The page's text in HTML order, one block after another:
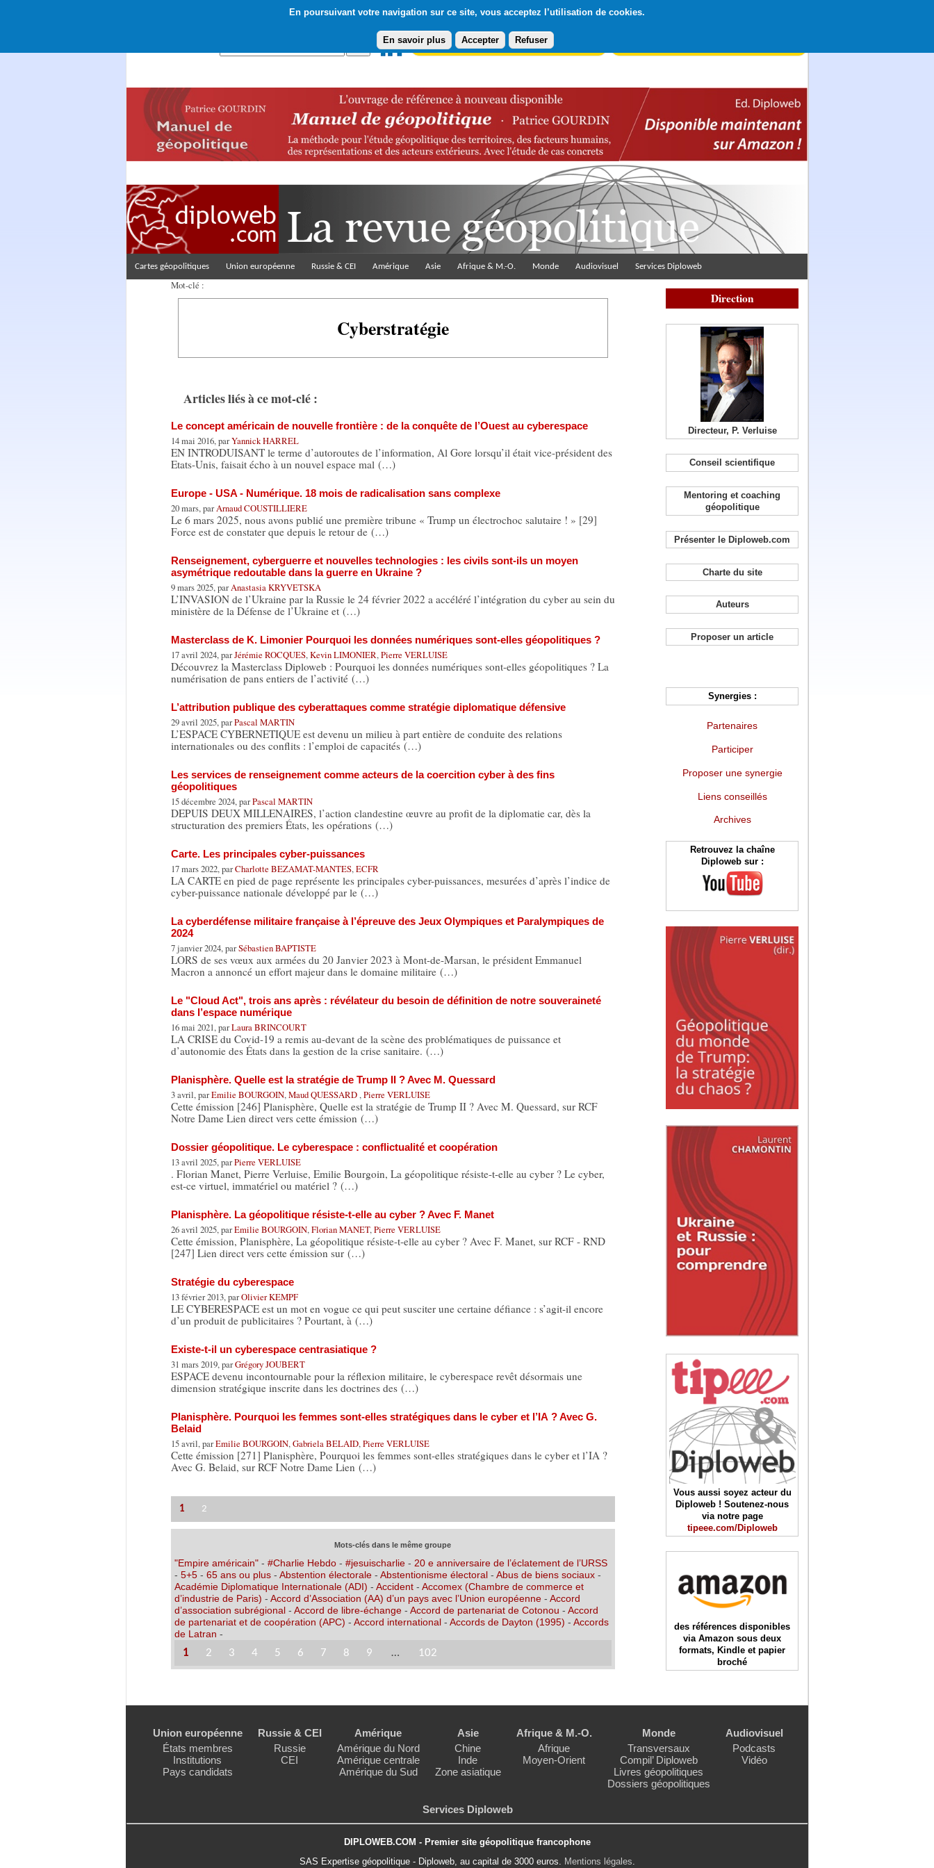
En poursuivant votre navigation sur ce site, vous acceptez l’utilisation de cookies.
En savoir plus Accepter Refuser
Abonnement gratuit à la Lettre du Diploweb
Cartes géopolitiques Union européenne Russie & CEI Amérique Asie Afrique & M.-O. Monde Audiovisuel Services Diploweb
Mot-clé :
Cyberstratégie
Articles liés à ce mot-clé :
Le concept américain de nouvelle frontière : de la conquête de l’Ouest au cyberespace
14 mai 2016, parYannick HARREL
EN INTRODUISANT le terme d’autoroutes de l’information, Al Gore lorsqu’il était vice-président des
Etats-Unis, faisait écho à un nouvel espace mal (…)
Europe - USA - Numérique. 18 mois de radicalisation sans complexe
20 mars, parArnaud COUSTILLIERE
Le 6 mars 2025, nous avons publié une première tribune « Trump un électrochoc salutaire ! » [29]
Force est de constater que depuis le retour de (…)
Renseignement, cyberguerre et nouvelles technologies : les civils sont-ils un moyen
asymétrique redoutable dans la guerre en Ukraine ?
9 mars 2025, parAnastasia KRYVETSKA
L’INVASION de l’Ukraine par la Russie le 24 février 2022 a accéléré l’intégration du cyber au sein du
ministère de la Défense de l’Ukraine et (…)
Masterclass de K. Limonier Pourquoi les données numériques sont-elles géopolitiques ?
17 avril 2024, parJérémie ROCQUES,Kevin LIMONIER,Pierre VERLUISE
Découvrez la Masterclass Diploweb : Pourquoi les données numériques sont-elles géopolitiques ? La
numérisation de pans entiers de l’activité (…)
L’attribution publique des cyberattaques comme stratégie diplomatique défensive
29 avril 2025, parPascal MARTIN
L’ESPACE CYBERNETIQUE est devenu un milieu à part entière de conduite des relations
internationales ou des conflits : l’emploi de capacités (…)
Les services de renseignement comme acteurs de la coercition cyber à des fins
géopolitiques
15 décembre 2024, parPascal MARTIN
DEPUIS DEUX MILLENAIRES, l’action clandestine œuvre au profit de la diplomatie car, dès la
structuration des premiers États, les opérations (…)
Carte. Les principales cyber-puissances
17 mars 2022, parCharlotte BEZAMAT-MANTES,ECFR
LA CARTE en pied de page représente les principales cyber-puissances, mesurées d’après l’indice de
cyber-puissance nationale développé par le (…)
La cyberdéfense militaire française à l’épreuve des Jeux Olympiques et Paralympiques de
2024
7 janvier 2024, parSébastien BAPTISTE
LORS de ses vœux aux armées du 20 Janvier 2023 à Mont-de-Marsan, le président Emmanuel
Macron a annoncé un effort majeur dans le domaine militaire (…)
Le "Cloud Act", trois ans après : révélateur du besoin de définition de notre souveraineté
dans l’espace numérique
16 mai 2021, parLaura BRINCOURT
LA CRISE du Covid-19 a remis au-devant de la scène des problématiques de puissance et
d’autonomie des États dans la gestion de la crise sanitaire. (…)
Planisphère. Quelle est la stratégie de Trump II ? Avec M. Quessard
3 avril, parEmilie BOURGOIN,Maud QUESSARD,Pierre VERLUISE
Cette émission [246] Planisphère, Quelle est la stratégie de Trump II ? Avec M. Quessard, sur RCF
Notre Dame Lien direct vers cette émission (…)
Dossier géopolitique. Le cyberespace : conflictualité et coopération
13 avril 2025, parPierre VERLUISE
. Florian Manet, Pierre Verluise, Emilie Bourgoin, La géopolitique résiste-t-elle au cyber ? Le cyber,
est-ce virtuel, immatériel ou matériel ? (…)
Planisphère. La géopolitique résiste-t-elle au cyber ? Avec F. Manet
26 avril 2025, parEmilie BOURGOIN,Florian MANET,Pierre VERLUISE
Cette émission, Planisphère, La géopolitique résiste-t-elle au cyber ? Avec F. Manet, sur RCF - RND
[247] Lien direct vers cette émission sur (…)
Stratégie du cyberespace
13 février 2013, parOlivier KEMPF
LE CYBERESPACE est un mot en vogue ce qui peut susciter une certaine défiance : s’agit-il encore
d’un produit de publicitaires ? Pourtant, à (…)
Existe-t-il un cyberespace centrasiatique ?
31 mars 2019, parGrégory JOUBERT
ESPACE devenu incontournable pour la réflexion militaire, le cyberespace revêt désormais une
dimension stratégique inscrite dans les doctrines des (…)
Planisphère. Pourquoi les femmes sont-elles stratégiques dans le cyber et l’IA ? Avec G.
Belaid
15 avril, parEmilie BOURGOIN,Gabriela BELAID,Pierre VERLUISE
Cette émission [271] Planisphère, Pourquoi les femmes sont-elles stratégiques dans le cyber et l’IA ?
Avec G. Belaid, sur RCF Notre Dame Lien (…)
1 2
Mots-clés dans le même groupe
"Empire américain"- #Charlie Hebdo- #jesuischarlie- 20 e anniversaire de l’éclatement de l’URSS
- 5+5- 65 ans ou plus- Abstention électorale- Abstentionisme électoral- Abus de biens sociaux-
Académie Diplomatique Internationale (ADI) - Accident- Accomex (Chambre de commerce et
d’industrie de Paris) - Accord d’Association (AA) d’un pays avec l’Union européenne- Accord
d’association subrégional- Accord de libre-échange- Accord de partenariat de Cotonou - Accord
de partenariat et de coopération (APC) - Accord international- Accords de Dayton (1995) - Accords
de Latran -
1 2 3 4 5 6 7 8 9 … 102
Direction
Directeur, P. Verluise
Conseil scientifique
Mentoring et coaching
géopolitique
Présenter le Diploweb.com
Charte du site
Auteurs
Proposer un article
Synergies :
Partenaires
Participer
Proposer une synergie
Liens conseillés
Archives
Retrouvez la chaîne
Diploweb sur :
Vous aussi soyez acteur du
Diploweb ! Soutenez-nous
via notre page
tipeee.com/Diploweb
des références disponibles
via Amazon sous deux
formats, Kindle et papier
broché
Union européenne
États membres
Institutions
Pays candidats
Russie & CEI
Russie
CEI
Amérique
Amérique du Nord
Amérique centrale
Amérique du Sud
Asie
Chine
Inde
Zone asiatique
Afrique & M.-O.
Afrique
Moyen-Orient
Monde
Transversaux
Compil’ Diploweb
Livres géopolitiques
Dossiers géopolitiques
Audiovisuel
Podcasts
Vidéo
Services Diploweb
DIPLOWEB.COM - Premier site géopolitique francophone
SAS Expertise géopolitique - Diploweb, au capital de 3000 euros. Mentions légales